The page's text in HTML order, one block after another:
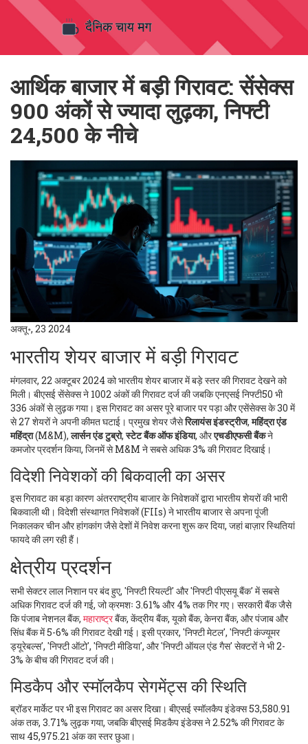
आर्थिक बाजार में बड़ी गिरावट: सेंसेक्स
900 अंकों से ज्यादा लुढ़का, निफ्टी
24,500 के नीचे
अक्तू॰, 23 2024
भारतीय शेयर बाजार में बड़ी गिरावट
मंगलवार, 22 अक्टूबर 2024 को भारतीय शेयर बाजार में बड़े स्तर की गिरावट देखने को
मिली। बीएसई सेंसेक्स ने 1002 अंकों की गिरावट दर्ज की जबकि एनएसई निफ्टी50 भी
336 अंकों से लुढ़क गया। इस गिरावट का असर पूरे बाजार पर पड़ा और एसेंसेक्स के 30 में
से 27 शेयरों ने अपनी कीमत घटाई। प्रमुख शेयर जैसेरिलायंस इंडस्ट्रीज,महिंद्रा एंड
महिंद्रा(M&M),लार्सन एंड टुब्रो,स्टेट बैंक ऑफ इंडिया, औरएचडीएफसी बैंकने
कमजोर प्रदर्शन किया, जिनमें से M&M ने सबसे अधिक 3% की गिरावट दिखाई।
विदेशी निवेशकों की बिकवाली का असर
इस गिरावट का बड़ा कारण अंतरराष्ट्रीय बाजार के निवेशकों द्वारा भारतीय शेयरों की भारी
बिकवाली थी। विदेशी संस्थागत निवेशकों (FIIs) ने भारतीय बाजार से अपना पूंजी
निकालकर चीन और हांगकांग जैसे देशों में निवेश करना शुरू कर दिया, जहां बाज़ार स्थितियां
फायदे की लग रही हैं।
क्षेत्रीय प्रदर्शन
सभी सेक्टर लाल निशान पर बंद हुए, 'निफ्टी रियल्टी' और 'निफ्टी पीएसयू बैंक' में सबसे
अधिक गिरावट दर्ज की गई, जो क्रमशः 3.61% और 4% तक गिर गए। सरकारी बैंक जैसे
कि पंजाब नेशनल बैंक, महाराष्ट्रबैंक, केंद्रीय बैंक, यूको बैंक, केनरा बैंक, और पंजाब और
सिंध बैंक में 5-6% की गिरावट देखी गई। इसी प्रकार, 'निफ्टी मेटल', 'निफ्टी कंज्यूमर
ड्यूरेबल्स', 'निफ्टी ऑटो', 'निफ्टी मीडिया', और 'निफ्टी ऑयल एंड गैस' सेक्टरों ने भी 2-
3% के बीच की गिरावट दर्ज की।
मिडकैप और स्मॉलकैप सेगमेंट्स की स्थिति
ब्रॉडर मार्केट पर भी इस गिरावट का असर दिखा। बीएसई स्मॉलकैप इंडेक्स 53,580.91
अंक तक, 3.71% लुढ़क गया, जबकि बीएसई मिडकैप इंडेक्स ने 2.52% की गिरावट के
साथ 45,975.21 अंक का स्तर छुआ।